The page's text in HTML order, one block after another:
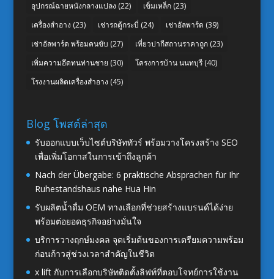
อุปกรณ์ฉายหนังกลางแปลง (22) เข็มเหล็ก(23)
เครื่องสำอาง (23) เช่ารถตู้กระบี่ (24) เช่าอัลพาร์ด (39)
เช่าอัลพาร์ด พร้อมคนขับ (27) เที่ยวปากีสถานราคาถูก(23)
เพิ่มความอึดทนท่านชาย (30) โครงการบ้าน นนทบุรี(40)
โรงงานผลิตเครื่องสำอาง (45)
Blog โพสต์ล่าสุด
รับออกแบบเว็บไซต์บริษัททัวร์ พร้อมวางโครงสร้าง SEO
เพื่อเพิ่มโอกาสในการเข้าถึงลูกค้า
Nach der Übergabe: 6 praktische Absprachen für Ihr
Ruhestandshaus nahe Hua Hin
รับผลิตน้ำดื่ม OEM ทางเลือกที่ช่วยสร้างแบรนด์ได้ง่าย
พร้อมต่อยอดธุรกิจอย่างมั่นใจ
บริการวางฤกษ์มงคล จุดเริ่มต้นของการเตรียมความพร้อม
ก่อนก้าวสู่ช่วงเวลาสำคัญในชีวิต
x lift กับการเลือกบริษัทติดตั้งลิฟท์ที่ตอบโจทย์การใช้งาน